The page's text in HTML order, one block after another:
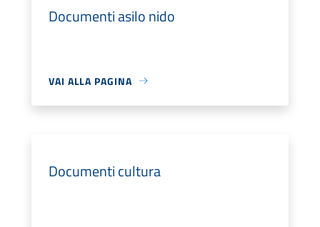
Documenti asilo nido
VAI ALLA PAGINA
Documenti cultura